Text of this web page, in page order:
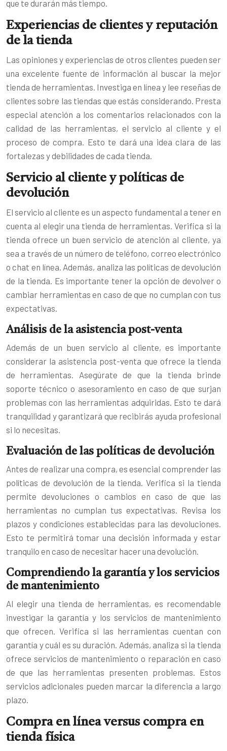
que te durarán más tiempo.
Experiencias de clientes y reputación
de la tienda
Las opiniones y experiencias de otros clientes pueden ser
una excelente fuente de información al buscar la mejor
tienda de herramientas. Investiga en línea y lee reseñas de
clientes sobre las tiendas que estás considerando. Presta
especial atención a los comentarios relacionados con la
calidad de las herramientas, el servicio al cliente y el
proceso de compra. Esto te dará una idea clara de las
fortalezas y debilidades de cada tienda.
Servicio al cliente y políticas de
devolución
El servicio al cliente es un aspecto fundamental a tener en
cuenta al elegir una tienda de herramientas. Verifica si la
tienda ofrece un buen servicio de atención al cliente, ya
sea a través de un número de teléfono, correo electrónico
o chat en línea. Además, analiza las políticas de devolución
de la tienda. Es importante tener la opción de devolver o
cambiar herramientas en caso de que no cumplan con tus
expectativas.
Análisis de la asistencia post-venta
Además de un buen servicio al cliente, es importante
considerar la asistencia post-venta que ofrece la tienda
de herramientas. Asegúrate de que la tienda brinde
soporte técnico o asesoramiento en caso de que surjan
problemas con las herramientas adquiridas. Esto te dará
tranquilidad y garantizará que recibirás ayuda profesional
si lo necesitas.
Evaluación de las políticas de devolución
Antes de realizar una compra, es esencial comprender las
políticas de devolución de la tienda. Verifica si la tienda
permite devoluciones o cambios en caso de que las
herramientas no cumplan tus expectativas. Revisa los
plazos y condiciones establecidas para las devoluciones.
Esto te permitirá tomar una decisión informada y estar
tranquilo en caso de necesitar hacer una devolución.
Comprendiendo la garantía y los servicios
de mantenimiento
Al elegir una tienda de herramientas, es recomendable
investigar la garantía y los servicios de mantenimiento
que ofrecen. Verifica si las herramientas cuentan con
garantía y cuál es su duración. Además, analiza si la tienda
ofrece servicios de mantenimiento o reparación en caso
de que las herramientas presenten problemas. Estos
servicios adicionales pueden marcar la diferencia a largo
plazo.
Compra en línea versus compra en
tienda física